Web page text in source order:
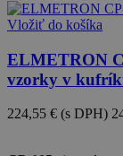
Vložiť do košíka
ELMETRON
vzorky v
224,55 € (s DPH)